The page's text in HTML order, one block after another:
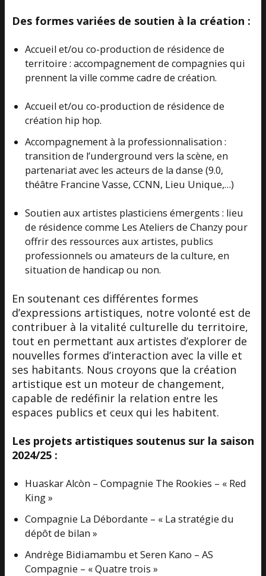
Des formes variées de soutien à la création :
Accueil et/ou co-production de résidence de
territoire : accompagnement de compagnies qui
prennent la ville comme cadre de création.
Accueil et/ou co-production de résidence de
création hip hop.
Accompagnement à la professionnalisation :
transition de l’underground vers la scène, en
partenariat avec les acteurs de la danse (9.0,
théâtre Francine Vasse, CCNN, Lieu Unique,…)
Soutien aux artistes plasticiens émergents : lieu
de résidence comme Les Ateliers de Chanzy pour
offrir des ressources aux artistes, publics
professionnels ou amateurs de la culture, en
situation de handicap ou non.
En soutenant ces différentes formes
d’expressions artistiques, notre volonté est de
contribuer à la vitalité culturelle du territoire,
tout en permettant aux artistes d’explorer de
nouvelles formes d’interaction avec la ville et
ses habitants. Nous croyons que la création
artistique est un moteur de changement,
capable de redéfinir la relation entre les
espaces publics et ceux qui les habitent.
Les projets artistiques soutenus sur la saison
2024/25 :
Huaskar Alcòn – Compagnie The Rookies – « Red
King »
Compagnie La Débordante – « La stratégie du
dépôt de bilan »
Andrège Bidiamambu et Seren Kano – AS
Compagnie – « Quatre trois »